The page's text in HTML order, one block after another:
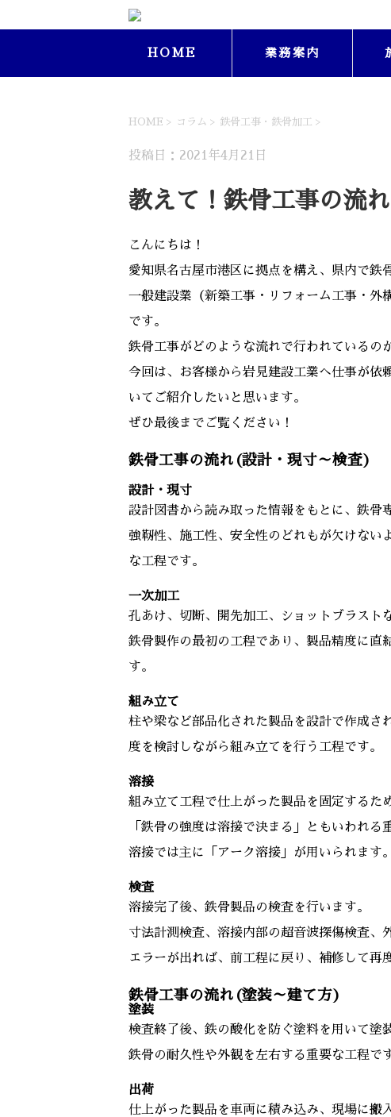
HOME 業務案内
HOME > コラム > 鉄骨工事・鉄骨加工 >
投稿日：2021年4月21日
教えて！鉄骨工事の流れ
こんにちは！
愛知県名古屋市港区に拠点を構え、県内で鉄
一般建設業（新築工事・リフォーム工事・外
です。
鉄骨工事がどのような流れで行われているの
今回は、お客様から岩見建設工業へ仕事が依
いてご紹介したいと思います。
ぜひ最後までご覧ください！
鉄骨工事の流れ(設計・現寸～検査)
設計・現寸
設計図書から読み取った情報をもとに、鉄骨
強靭性、施工性、安全性のどれもが欠けない
な工程です。
一次加工
孔あけ、切断、開先加工、ショットブラスト
鉄骨製作の最初の工程であり、製品精度に直
す。
組み立て
柱や梁など部品化された製品を設計で作成さ
度を検討しながら組み立てを行う工程です。
溶接
組み立て工程で仕上がった製品を固定するた
「鉄骨の強度は溶接で決まる」ともいわれる
溶接では主に「アーク溶接」が用いられます。
検査
溶接完了後、鉄骨製品の検査を行います。
寸法計測検査、溶接内部の超音波探傷検査、
エラーが出れば、前工程に戻り、補修して再
鉄骨工事の流れ(塗装～建て方)
塗装
検査終了後、鉄の酸化を防ぐ塗料を用いて塗
鉄骨の耐久性や外観を左右する重要な工程です
出荷
仕上がった製品を車両に積み込み、現場に搬